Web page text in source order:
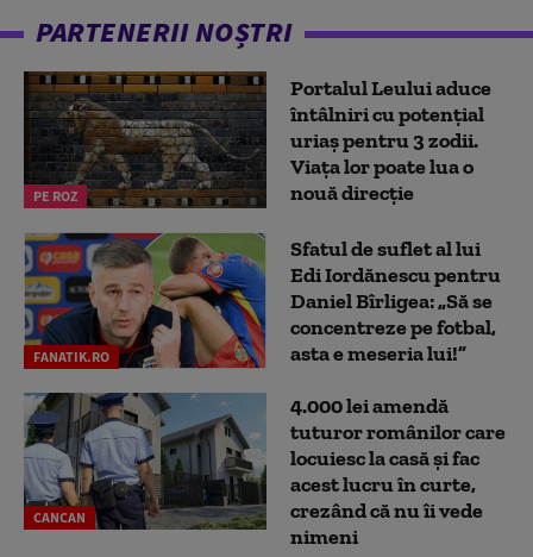
PARTENERII NOȘTRI
PE ROZ
Portalul Leului aduce
întâlniri cu potențial
uriaș pentru 3 zodii.
Viața lor poate lua o
nouă direcție
FANATIK.RO
Sfatul de suflet al lui
Edi Iordănescu pentru
Daniel Bîrligea: „Să se
concentreze pe fotbal,
asta e meseria lui!”
CANCAN
4.000 lei amendă
tuturor românilor care
locuiesc la casă și fac
acest lucru în curte,
crezând că nu îi vede
nimeni